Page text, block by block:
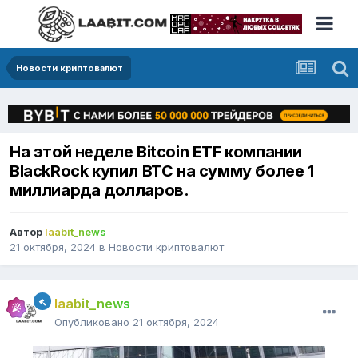
Новости криптовалют
На этой неделе Bitcoin ETF компании
BlackRock купил BTC на сумму более 1
миллиарда долларов.
Автор laabit_news
21 октября, 2024 в Новости криптовалют
laabit_news
Опубликовано 21 октября, 2024